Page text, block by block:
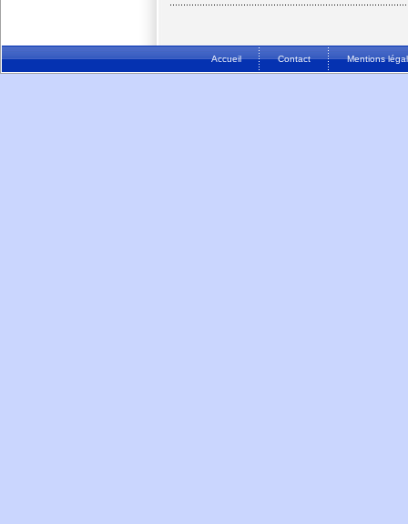
Accueil Contact Mentions